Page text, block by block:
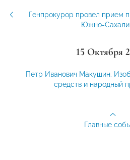
Генпрокурор провел прием
Южно-
15 Октября
Петр Иванович Макушин.
средств и народный
Главные